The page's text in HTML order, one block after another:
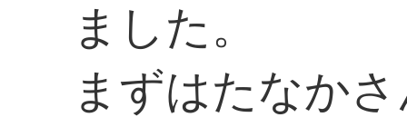
ました。
まずはたなか